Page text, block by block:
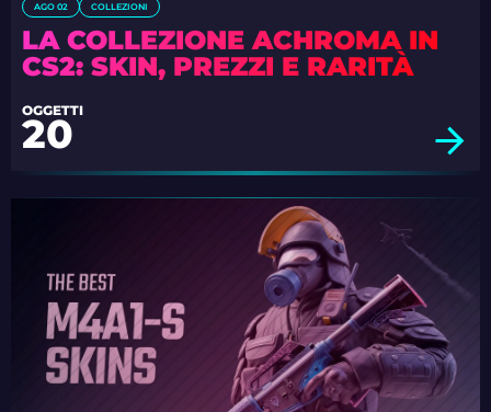
AGO 02 COLLEZIONI
LA COLLEZIONE ACHROMA IN
CS2: SKIN, PREZZI E RARITÀ
OGGETTI
20